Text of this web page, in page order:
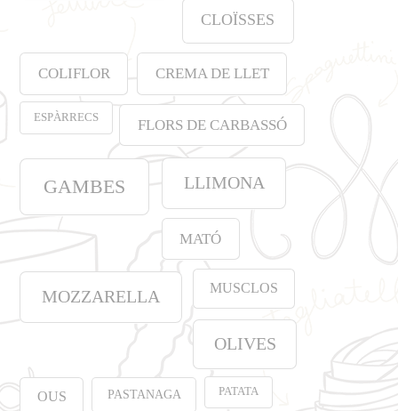
CLOÏSSES
COLIFLOR CREMA DE LLET
ESPÀRRECS FLORS DE CARBASSÓ
GAMBES LLIMONA
MATÓ
MOZZARELLA MUSCLOS
OLIVES
OUS PASTANAGA PATATA